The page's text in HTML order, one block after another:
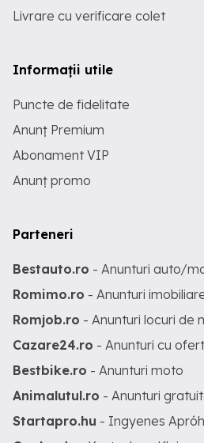
Livrare cu verificare colet
Informații utile
Puncte de fidelitate
Anunț Premium
Abonament VIP
Anunț promo
Parteneri
Bestauto.ro - Anunturi auto/
Romimo.ro - Anunturi
Romjob.ro - Anunturi locuri de
Cazare24.ro - Anunturi cu
Bestbike.ro - Anunturi moto
Animalutul.ro - Anunturi
Startapro.hu - Ingyenes